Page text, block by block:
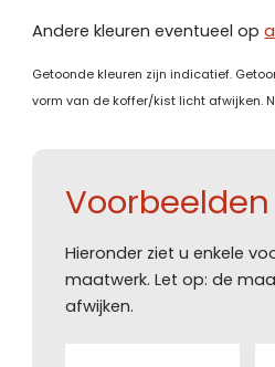
Andere kleuren eventueel op
Getoonde kleuren zijn indicatief.
vorm van de koffer/kist licht afwijken.
Voorbeelden
Hieronder ziet u enkele
maatwerk. Let op: de
afwijken.